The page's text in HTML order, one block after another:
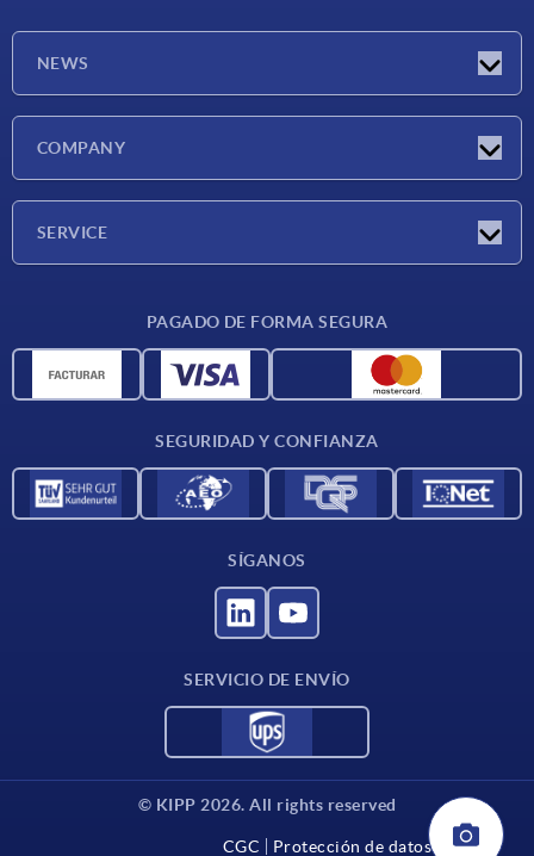
NEWS
COMPANY
SERVICE
Materiales
PAGADO DE FORMA SEGURA
SEGURIDAD Y CONFIANZA
SÍGANOS
SERVICIO DE ENVÍO
© KIPP 2026. All rights reserved
CGC Protección de datos